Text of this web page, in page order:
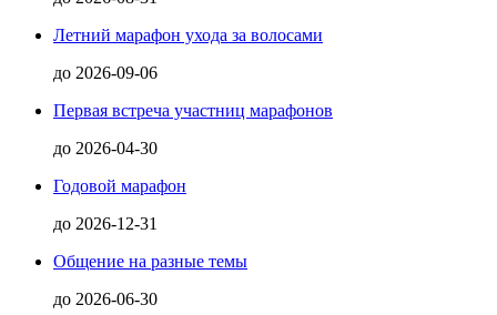
Летний марафон ухода за волосами
до 2026-09-06
Первая встреча участниц марафонов
до 2026-04-30
Годовой марафон
до 2026-12-31
Общение на разные темы
до 2026-06-30